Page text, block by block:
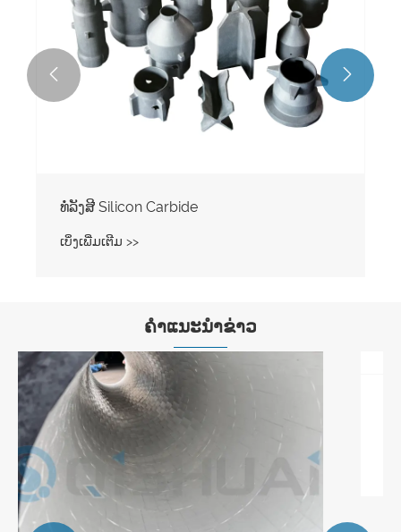
 
ຄໍາແນະນໍາຂ່າວ
Shandong Qishuai Wear-Resistant
Equipment Co., Ltd. Chromium Carbide
Overlay Wear Plate: ຖືກນໍາໃຊ້ຢ່າງ
ກວ້າງຂວາງໃນທົ່ວອຸດສາຫະກໍາທີ່ຫຼາກຫຼາຍ, ສົ່ງ
ມູນຄ່າການປະຫຍັດຄ່າໃຊ້ຈ່າຍໃຫ້ແກ່ລູກຄ້າ
ທົ່ວໂລກ.
ເບິ່ງເພີ່ມເຕີມ >>